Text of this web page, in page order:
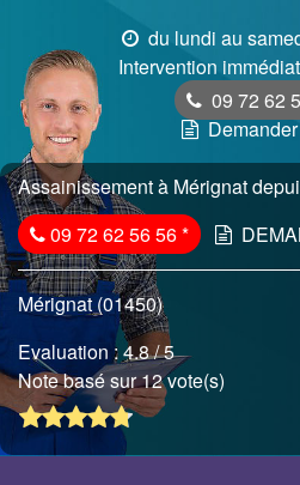
du lundi au
Intervention
09 72 62
Assainissement à Mérignat
09 72 62 56 56*
Mérignat (01450)
Evaluation :4.8/ 5
Note basé sur 12 vote(s)